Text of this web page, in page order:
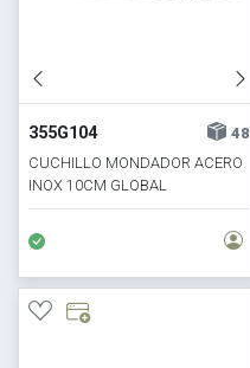
355G104
48
CUCHILLO MONDADOR ACERO
INOX 10CM GLOBAL